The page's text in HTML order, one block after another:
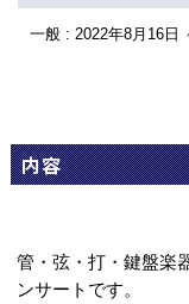
サイトマップ
一般 : 2022年8月16日
内容
管・弦・打・鍵盤楽
ンサートです。